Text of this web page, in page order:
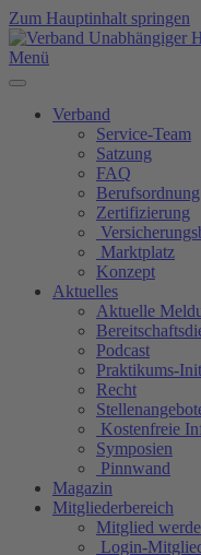
Zum Hauptinhalt springen
Menü
Verband
Service-Team
Satzung
FAQ
Berufsordnung
Zertifizierung
Marktplatz
Konzept
Aktuelles
Aktuelle
Podcast
Praktikums-
Recht
Kostenfreie
Symposien
Pinnwand
Magazin
Mitgliederbereich
Mitglied
Login-